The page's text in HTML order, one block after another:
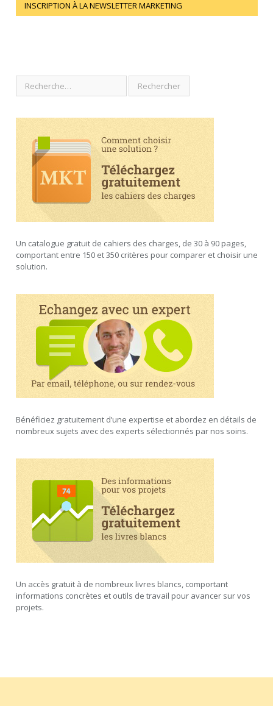
INSCRIPTION À LA NEWSLETTER MARKETING
Un catalogue gratuit de cahiers des charges, de 30 à 90 pages,
comportant entre 150 et 350 critères pour comparer et choisir une
solution.
Bénéficiez gratuitement d’une expertise et abordez en détails de
nombreux sujets avec des experts sélectionnés par nos soins.
Un accès gratuit à de nombreux livres blancs, comportant
informations concrètes et outils de travail pour avancer sur vos
projets.